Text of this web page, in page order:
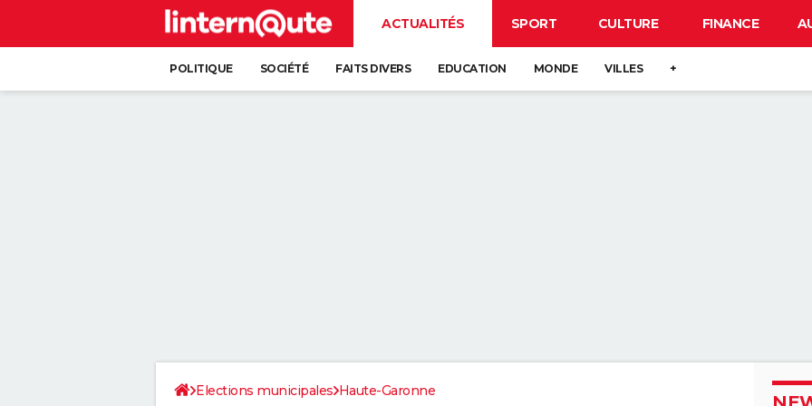
ACTUALITÉS SPORT CULTURE FINANCE
POLITIQUE SOCIÉTÉ FAITS DIVERS EDUCATION MONDE VILLES +
Elections municipales Haute-Garonne